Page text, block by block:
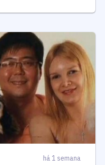
há 1 semana